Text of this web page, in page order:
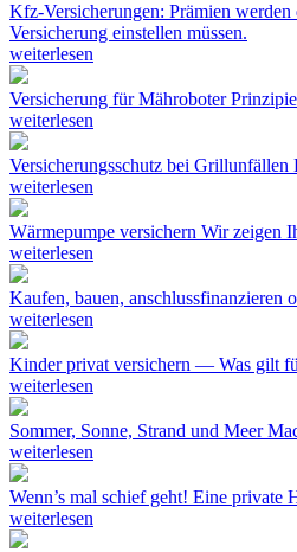
Kfz-Versicherungen: Prämien werden
Versicherung einstellen müssen.
weiterlesen
Versicherung für Mähroboter
weiterlesen
Versicherungsschutz bei Grillunfällen
weiterlesen
Wärmepumpe versichern Wir zeigen
weiterlesen
Kaufen, bauen, anschlussfinanzieren
weiterlesen
Kinder privat versichern — Was gilt
weiterlesen
Sommer, Sonne, Strand und Meer
weiterlesen
Wenn’s mal schief geht! Eine private
weiterlesen